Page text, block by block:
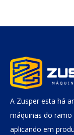
A Zusper esta há
máquinas do
aplicando em